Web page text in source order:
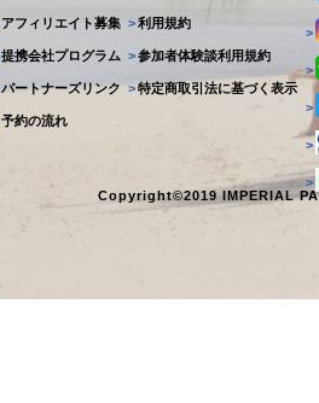
アフィリエイト募集
提携会社プログラム
パートナーズリンク
予約の流れ
>利用規約
>参加者体験談利用規約
>特定商取引法に基づく表示
>
>
>
>
>
Copyright©2019 IMPERIAL